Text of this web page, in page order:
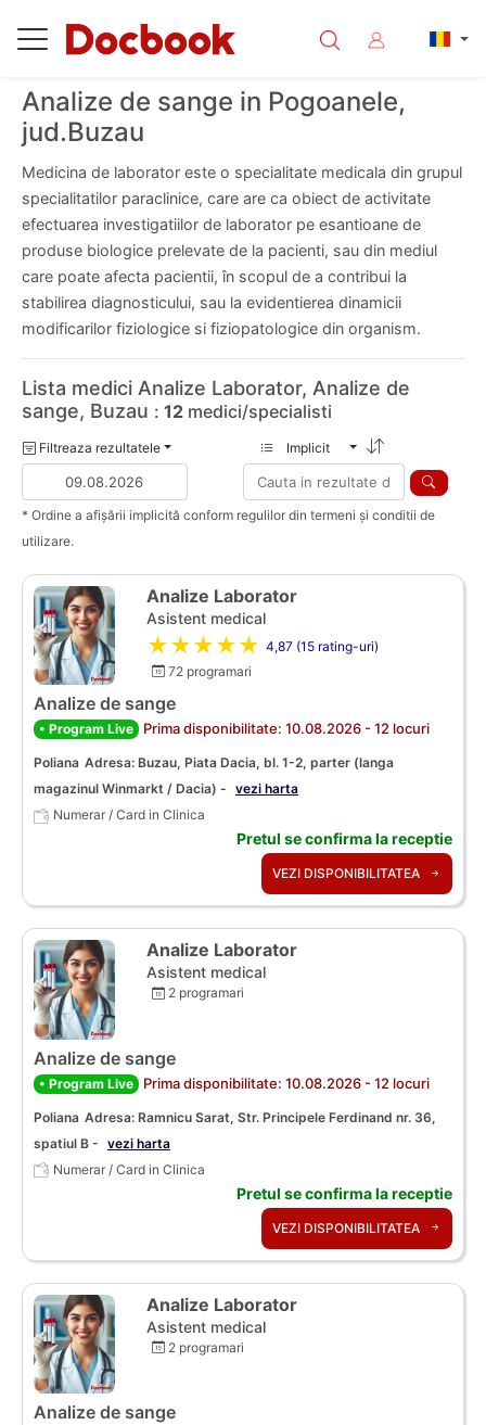
Analize de sange in Pogoanele,
jud.Buzau
Medicina de laborator este o specialitate medicala din grupul
specialitatilor paraclinice, care are ca obiect de activitate
efectuarea investigatiilor de laborator pe esantioane de
produse biologice prelevate de la pacienti, sau din mediul
care poate afecta pacientii, în scopul de a contribui la
stabilirea diagnosticului, sau la evidentierea dinamicii
modificarilor fiziologice si fiziopatologice din organism.
Lista medici Analize Laborator, Analize de
sange, Buzau : 12 medici/specialisti
Filtreaza rezultatele Implicit
* Ordine a afișării implicită conform regulilor din termeni și conditii de
utilizare.
Analize Laborator
Asistent medical
★★★★★ 4,87 (15 rating-uri)
72 programari
Analize de sange
• Program Live Prima disponibilitate: 10.08.2026 - 12 locuri
Poliana Adresa: Buzau, Piata Dacia, bl. 1-2, parter (langa
magazinul Winmarkt / Dacia) - vezi harta
Numerar / Card in Clinica
Pretul se confirma la receptie
VEZI DISPONIBILITATEA
Analize Laborator
Asistent medical
2 programari
Analize de sange
• Program Live Prima disponibilitate: 10.08.2026 - 12 locuri
Poliana Adresa: Ramnicu Sarat, Str. Principele Ferdinand nr. 36,
spatiul B - vezi harta
Numerar / Card in Clinica
Pretul se confirma la receptie
VEZI DISPONIBILITATEA
Analize Laborator
Asistent medical
2 programari
Analize de sange